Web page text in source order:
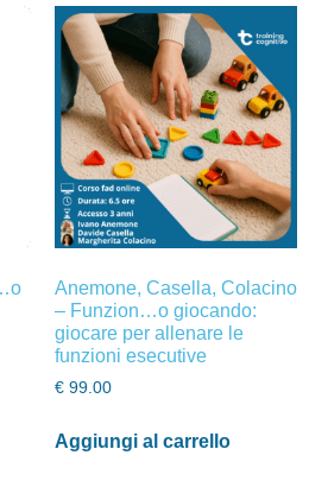
Anemone, Casella, Colacino
– Funzion…o giocando:
giocare per allenare le
funzioni esecutive
€ 99.00
Aggiungi al carrello